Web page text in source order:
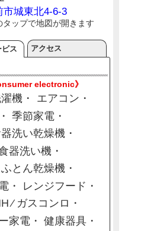
市城東北4-6-3
タップで地図が開きます
ス アクセス
electronic》
機
エアコン
季節家電
洗い乾燥機
器洗い機
ふとん乾燥機
レンジフード
⁄ ガスコンロ
家電
健康器具